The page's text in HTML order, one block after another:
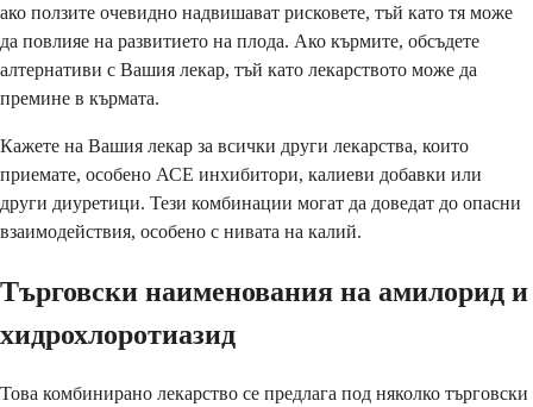
ако ползите очевидно надвишават рисковете, тъй като тя може
да повлияе на развитието на плода. Ако кърмите, обсъдете
алтернативи с Вашия лекар, тъй като лекарството може да
премине в кърмата.
Кажете на Вашия лекар за всички други лекарства, които
приемате, особено АСЕ инхибитори, калиеви добавки или
други диуретици. Тези комбинации могат да доведат до опасни
взаимодействия, особено с нивата на калий.
Търговски наименования на амилорид и
хидрохлоротиазид
Това комбинирано лекарство се предлага под няколко търговски